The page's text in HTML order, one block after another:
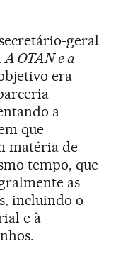
geral
A OTAN e a
era
a
que
matéria de
tempo, que
as
incluindo o
e à